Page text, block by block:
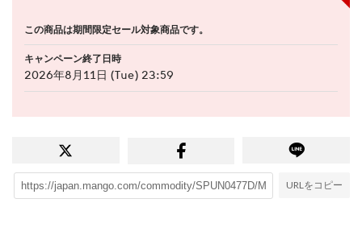
この商品は期間限定セール対象商品です。
キャンペーン終了日時
2026年8月11日 (Tue) 23:59
URLをコピー